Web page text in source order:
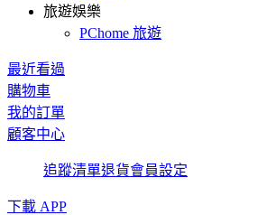
旅遊娛樂
PChome 旅遊
最近看過
購物車
我的訂單
顧客中心
追蹤清單退貨會員設定
下載 APP